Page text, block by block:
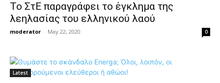
Το ΣτΕ παραγράφει το έγκλημα της
λεηλασίας του ελληνικού λαού
moderator - May 22, 2020 0
Latest